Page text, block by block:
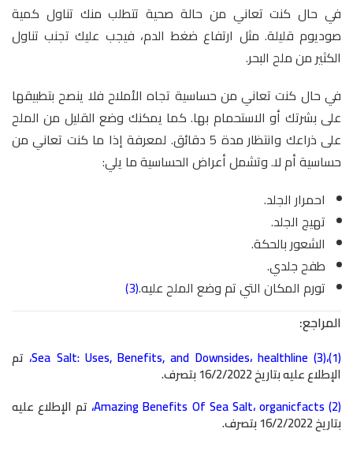
في حال كنت تعاني من حالة صحية تتطلب منك تناول كمية
صوديوم قليلة. مثل ارتفاع ضغط الدم، فيجب عليك تجنب تناول
الكثير من ملح البحر.
في حال كنت تعاني من حساسية تجاه الأملاح فلا ينصح بتطبيقها
على بشرتك أو الاستحمام بها. كما يمكنك وضع القليل من الملح
على ذراعك وانتظار مدة 5 دقائق. لمعرفة إذا ما كنت تعاني من
حساسية أم لا. وتشمل أعراض الحساسية ما يلي:
احمرار الجلد.
تهيج الجلد.
الشعور بالحكة.
طفح جلدي.
تورم المكان التي تم وضع الملح عليه.(3)
المراجع:
(1)،(3) Sea Salt: Uses, Benefits, and Downsides، healthline ،تم
الإطلاع عليه بتاريخ 16/2/2022 بتصرف.
(2)
Amazing Benefits Of Sea Salt،organicfacts ،تم الإطلاع عليه
بتاريخ 16/2/2022 بتصرف.